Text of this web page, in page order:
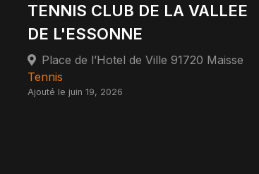
TENNIS CLUB DE LA VALLEE
DE L'ESSONNE
Place de l’Hotel de Ville 91720 Maisse
Tennis
Ajouté le juin 19, 2026